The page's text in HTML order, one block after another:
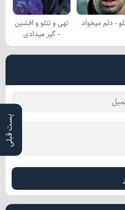
پست قبلی
- دلم میخواد
تهی و تتلو و افشین
- گیر میدادی